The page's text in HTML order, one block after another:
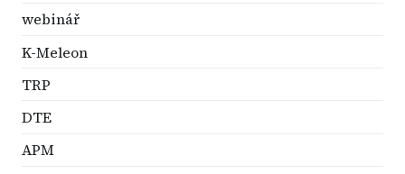
webinář
K-Meleon
TRP
DTE
APM